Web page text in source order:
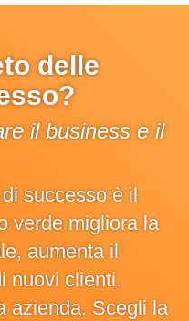
delle
il business e il
successo è il
verde migliora la
aumenta il
nuovi clienti.
azienda. Scegli la